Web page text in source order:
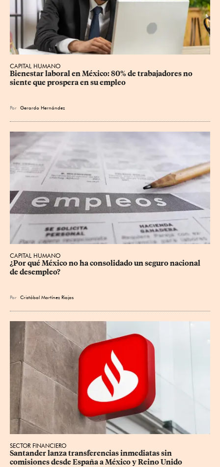
CAPITAL HUMANO
Bienestar laboral en México: 80% de trabajadores no
siente que prospera en su empleo
Por Gerardo Hernández
CAPITAL HUMANO
¿Por qué México no ha consolidado un seguro nacional
de desempleo?
Por Cristóbal Martínez Riojas
SECTOR FINANCIERO
Santander lanza transferencias inmediatas sin
comisiones desde España a México y Reino Unido